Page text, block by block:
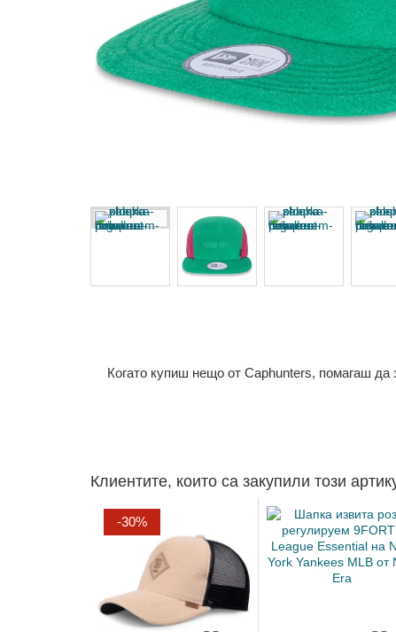
Когато купиш нещо от Caphunters, помагаш
Клиентите, които са закупили този
-30%